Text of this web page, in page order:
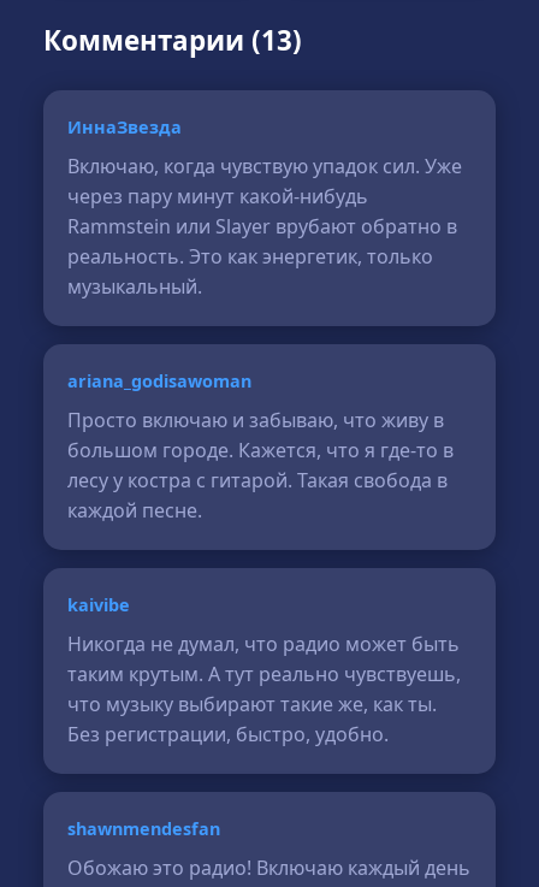
Комментарии (13)
ИннаЗвезда
Включаю, когда чувствую упадок сил. Уже
через пару минут какой-нибудь
Rammstein или Slayer врубают обратно в
реальность. Это как энергетик, только
музыкальный.
ariana_godisawoman
Просто включаю и забываю, что живу в
большом городе. Кажется, что я где-то в
лесу у костра с гитарой. Такая свобода в
каждой песне.
kaivibe
Никогда не думал, что радио может быть
таким крутым. А тут реально чувствуешь,
что музыку выбирают такие же, как ты.
Без регистрации, быстро, удобно.
shawnmendesfan
Обожаю это радио! Включаю каждый день